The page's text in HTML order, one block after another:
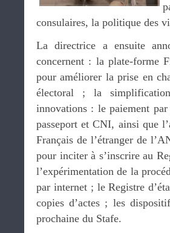
consulaires, la politique des
La directrice a ensuite
concernent : la plate-forme
pour améliorer la prise en
électoral ; la
innovations : le paiement
passeport et CNI, ainsi que
Français de l’étranger de
pour inciter à s’inscrire au
l’expérimentation de la
par internet ; le Registre
copies d’actes ; les
prochaine du Stafe.